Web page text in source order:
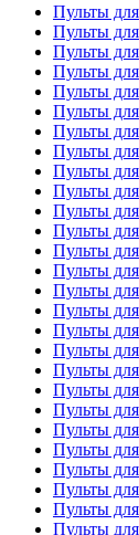
Пульты
Пульты
Пульты
Пульты
Пульты
Пульты для
Пульты
Пульты
Пульты
Пульты
Пульты
Пульты для
Пульты
Пульты
Пульты
Пульты
Пульты
Пульты
Пульты
Пульты
Пульты
Пульты
Пульты
Пульты
Пульты
Пульты
Пульты